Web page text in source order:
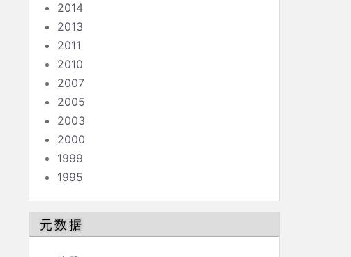
2014
2013
2011
2010
2007
2005
2003
2000
1999
1995
元数据